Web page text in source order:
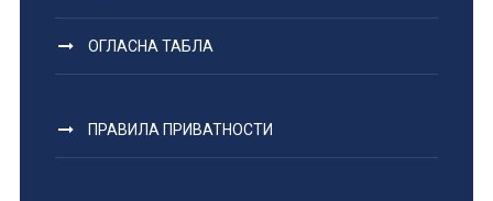
ОГЛАСНА ТАБЛА
ПРАВИЛА ПРИВАТНОСТИ